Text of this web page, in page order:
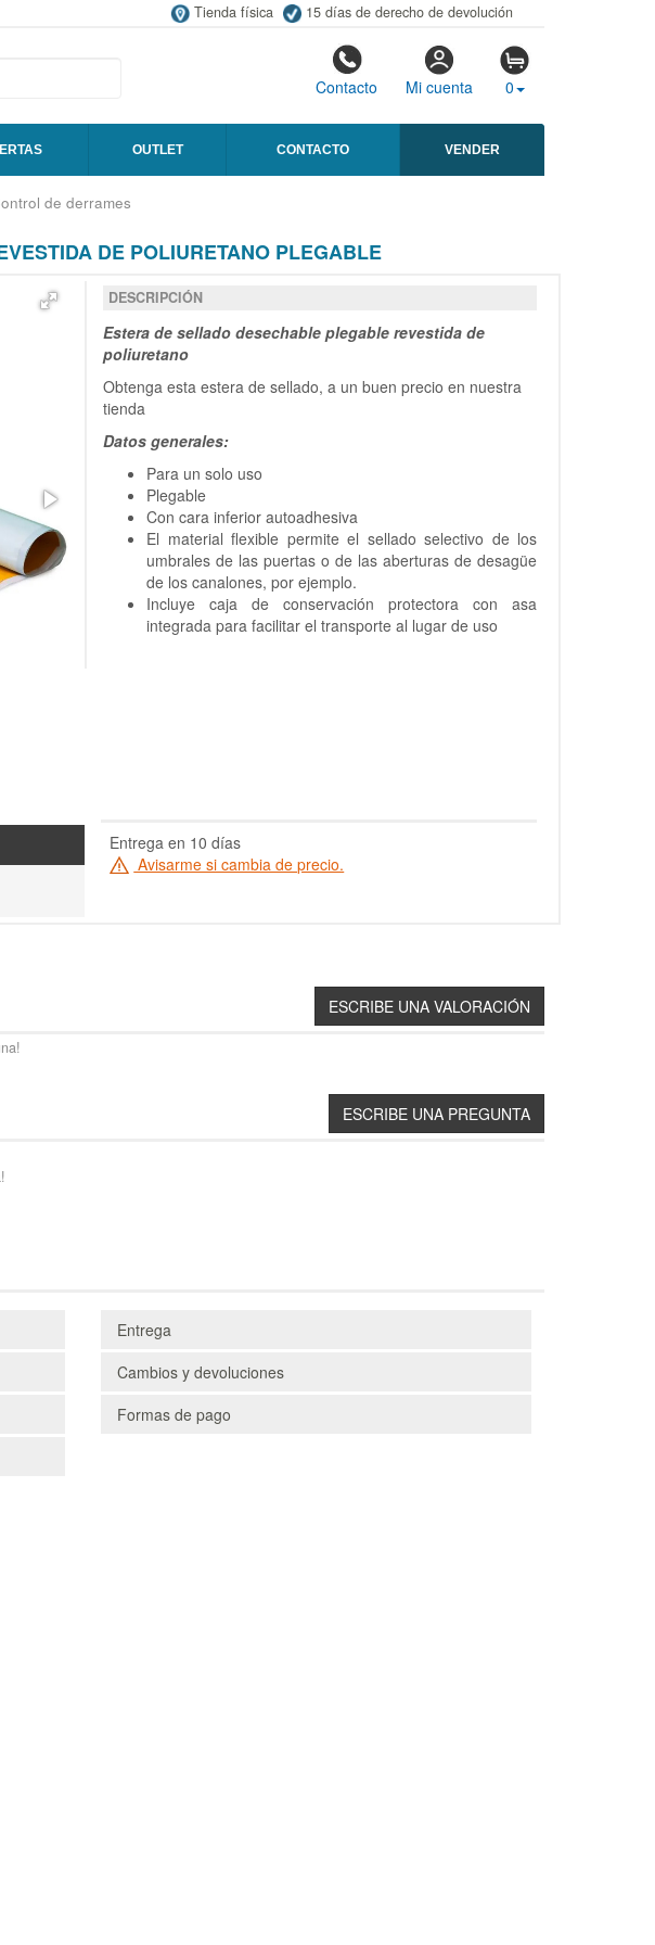
Tienda física 15 días de derecho de devolución
Contacto Mi cuenta 0
OUTLET CONTACTO VENDER
de derrames
DE POLIURETANO PLEGABLE
DESCRIPCIÓN
Estera de sellado desechable plegable revestida de
poliuretano
Obtenga esta estera de sellado, a un buen precio en nuestra
tienda
Datos generales:
Para un solo uso
Plegable
Con cara inferior autoadhesiva
El material flexible permite el sellado selectivo de los
umbrales de las puertas o de las aberturas de desagüe
de los canalones, por ejemplo.
Incluye caja de conservación protectora con asa
integrada para facilitar el transporte al lugar de uso
Entrega en 10 días
Avisarme si cambia de precio.
Entrega
Cambios y devoluciones
Formas de pago